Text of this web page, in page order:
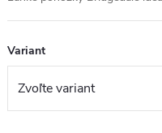
Variant